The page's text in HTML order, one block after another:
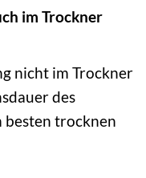
im Trockner
nicht im Trockner
des
besten trocknen